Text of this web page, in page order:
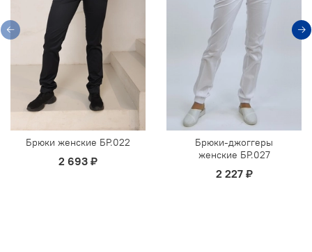
Брюки женские БР.022
2 693 ₽
Брюки-джоггеры
женские БР.027
2 227 ₽